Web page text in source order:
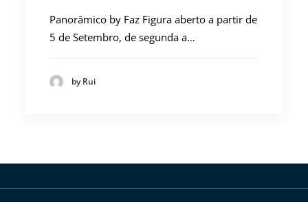
Panorâmico by Faz Figura aberto a partir de
5 de Setembro, de segunda a…
by Rui